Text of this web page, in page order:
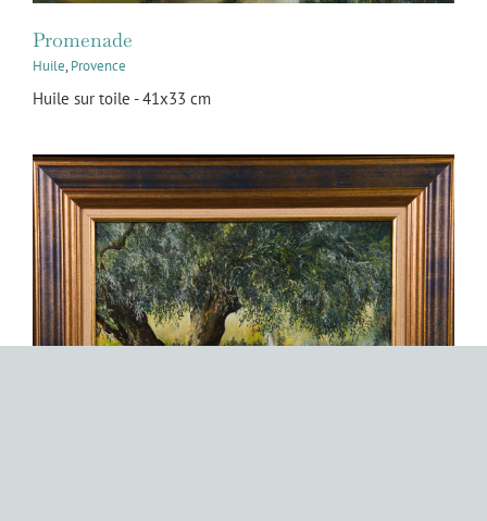
Promenade
Huile, Provence
Huile sur toile - 41x33 cm